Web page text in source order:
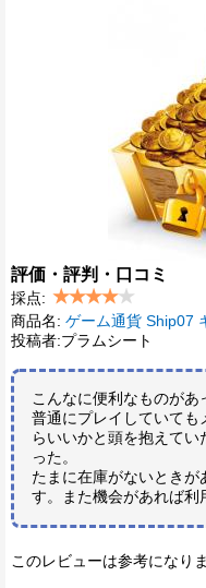
評価・評判・口コミ
採点:
商品名: ゲーム通貨 Ship07
投稿者:プラムシート
こんなに便利なものがあ
普通にプレイしていても
らいいかと頭を抱えて
った。
たまに在庫がないときが
す。また機会があれば利
このレビューは参考になり